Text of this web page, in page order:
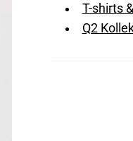
T-shirts
Q2